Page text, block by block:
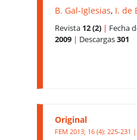
B. Gal-Iglesias, I. de
Revista 12 (2) | Fecha
2009 | Descargas301
Original
FEM 2013; 16 (4): 225-231